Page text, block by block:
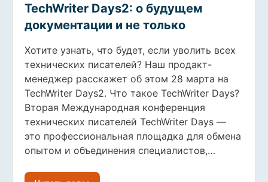
TechWriter Days2: о будущем
документации и не только
Хотите узнать, что будет, если уволить всех
технических писателей? Наш продакт-
менеджер расскажет об этом 28 марта на
TechWriter Days2. Что такое TechWriter Days?
Вторая Международная конференция
технических писателей TechWriter Days —
это профессиональная площадка для обмена
опытом и объединения специалистов,…